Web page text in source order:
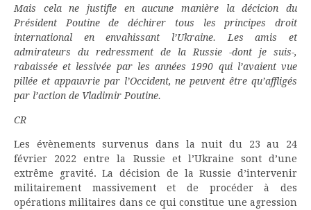
Mais cela ne justifie en aucune manière la décicion du
Président Poutine de déchirer tous les principes droit
international en envahissant l’Ukraine. Les amis et
admirateurs du redressment de la Russie -dont je suis-,
rabaissée et lessivée par les années 1990 qui l’avaient vue
pillée et appauvrie par l’Occident, ne peuvent être qu’affligés
par l’action de Vladimir Poutine.
CR
Les évènements survenus dans la nuit du 23 au 24
février 2022 entre la Russie et l’Ukraine sont d’une
extrême gravité. La décision de la Russie d’intervenir
militairement massivement et de procéder à des
opérations militaires dans ce qui constitue une agression